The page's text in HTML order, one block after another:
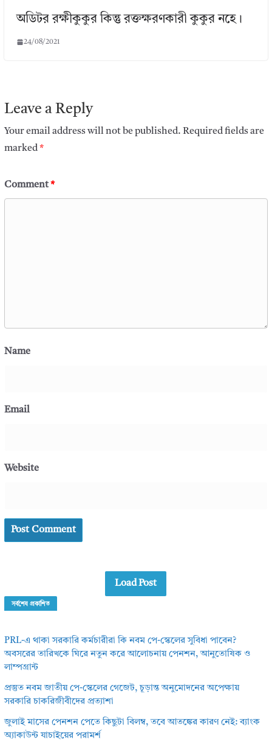
অডিটর রক্ষীকুকুর কিন্তু রক্তক্ষরণকারী কুকুর নহে।
24/08/2021
Leave a Reply
Your email address will not be published. Required fields are
marked*
Comment*
Name
Email
Website
Load Post
সর্বশেষ প্রকাশিত
PRL-এ থাকা সরকারি কর্মচারীরা কি নবম পে-স্কেলের সুবিধা পাবেন?
অবসরের তারিখকে ঘিরে নতুন করে আলোচনায় পেনশন, আনুতোষিক ও
লাম্পগ্রান্ট
প্রস্তুত নবম জাতীয় পে-স্কেলের গেজেট, চূড়ান্ত অনুমোদনের অপেক্ষায়
সরকারি চাকরিজীবীদের প্রত্যাশা
জুলাই মাসের পেনশন পেতে কিছুটা বিলম্ব, তবে আতঙ্কের কারণ নেই: ব্যাংক
অ্যাকাউন্ট যাচাইয়ের পরামর্শ